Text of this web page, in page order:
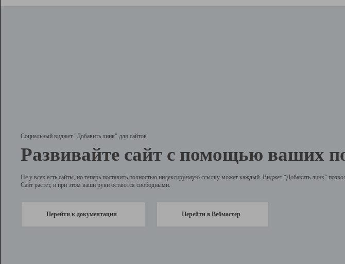
Социальный виджет "Добавить линк" для сайтов
Развивайте сайт с помощью ваших
Не у всех есть сайты, но теперь поставить полностью индексируемую ссылку может каждый. Виджет “Добавить линк”
Сайт растет, и при этом ваши руки остаются свободными.
Перейти к документации Перейти в Вебмастер